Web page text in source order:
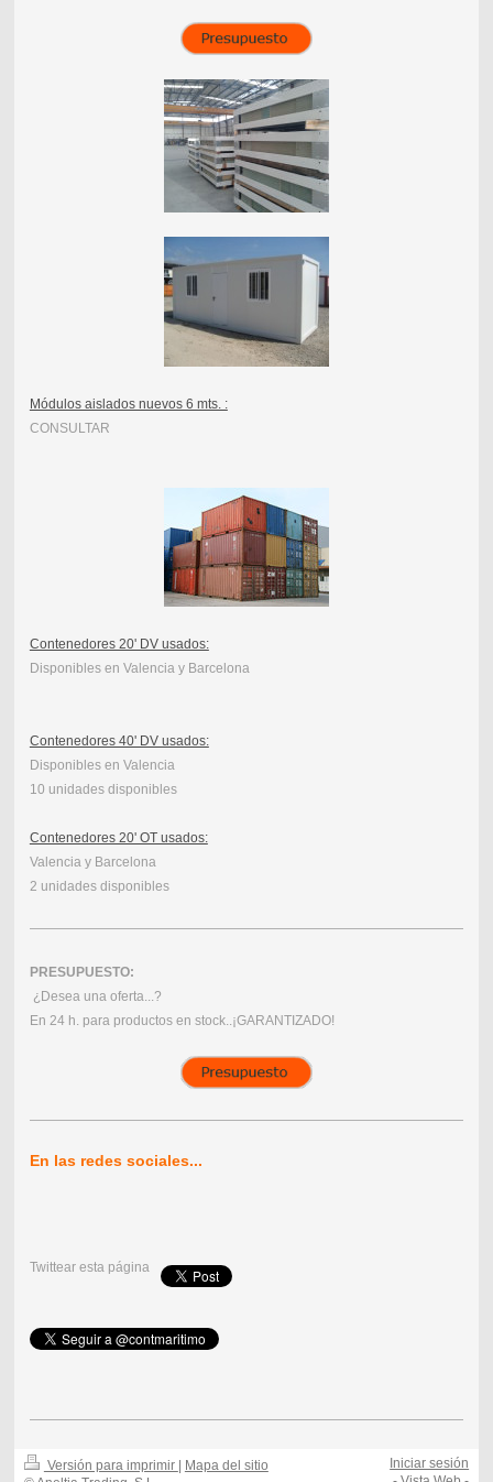
Módulos aislados nuevos 6 mts. :
CONSULTAR
Contenedores 20' DV usados:
Disponibles en Valencia y Barcelona
Contenedores 40' DV usados:
Disponibles en Valencia
10 unidades disponibles
Contenedores 20' OT usados:
Valencia y Barcelona
2 unidades disponibles
PRESUPUESTO:
¿Desea una oferta...?
En 24 h. para productos en stock..¡GARANTIZADO!
En las redes sociales...
Twittear esta página
Versión para imprimir | Mapa del sitio
Iniciar sesión